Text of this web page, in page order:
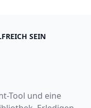
SEIN
Tool und eine